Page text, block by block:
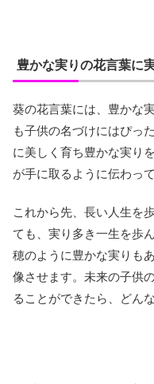
豊かな実りの花言葉に
葵の花言葉には、豊かな
も子供の名づけにはぴっ
に美しく育ち豊かな実り
が手に取るように伝わって
これから先、長い人生を
ても、実り多き一生を歩
穂のように豊かな実りも
像させます。未来の子供
ることができたら、どん